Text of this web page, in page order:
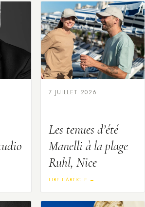
7 JUILLET 2026
Les tenues d’été
Manelli à la plage
Ruhl, Nice
LIRE L'ARTICLE →